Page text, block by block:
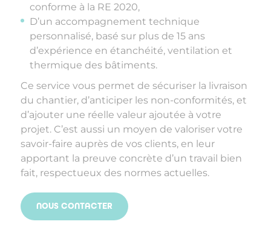
conforme à la RE 2020,
D’un accompagnement technique
personnalisé, basé sur plus de 15 ans
d’expérience en étanchéité, ventilation et
thermique des bâtiments.
Ce service vous permet de sécuriser la livraison
du chantier, d’anticiper les non-conformités, et
d’ajouter une réelle valeur ajoutée à votre
projet. C’est aussi un moyen de valoriser votre
savoir-faire auprès de vos clients, en leur
apportant la preuve concrète d’un travail bien
fait, respectueux des normes actuelles.
NOUS CONTACTER